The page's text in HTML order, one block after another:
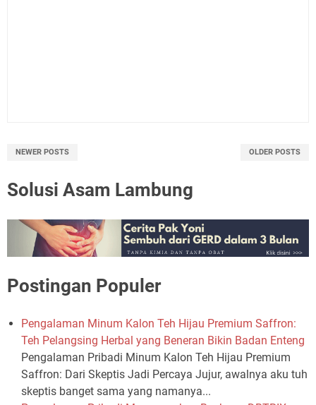
NEWER POSTS OLDER POSTS
Solusi Asam Lambung
Postingan Populer
Pengalaman Minum Kalon Teh Hijau Premium Saffron:
Teh Pelangsing Herbal yang Beneran Bikin Badan Enteng
Pengalaman Pribadi Minum Kalon Teh Hijau Premium
Saffron: Dari Skeptis Jadi Percaya Jujur, awalnya aku tuh
skeptis banget sama yang namanya...